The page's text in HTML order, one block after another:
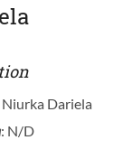
Niurka Dariela
: N/D